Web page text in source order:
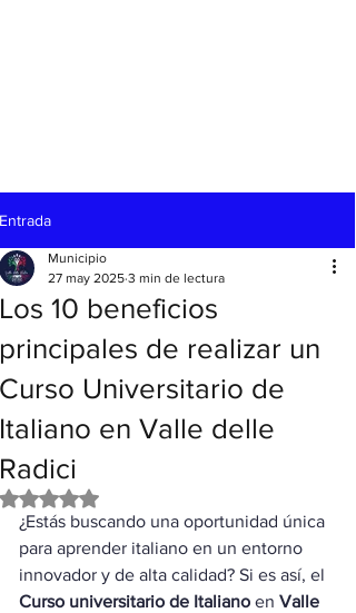
Entrada
Los 10 beneficios
principales de realizar un
Curso Universitario de
Italiano en Valle delle
Radici
Municipio
27 may 2025 3 min de lectura
Obtuvo NaN de 5 estrellas.
¿Estás buscando una oportunidad única
para aprender italiano en un entorno
innovador y de alta calidad? Si es así, el
Curso universitario de Italiano en Valle